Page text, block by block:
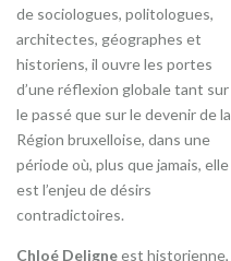
de sociologues, politologues,
architectes, géographes et
historiens, il ouvre les portes
d’une réflexion globale tant sur
le passé que sur le devenir de la
Région bruxelloise, dans une
période où, plus que jamais, elle
est l’enjeu de désirs
contradictoires.
Chloé Deligneest historienne,